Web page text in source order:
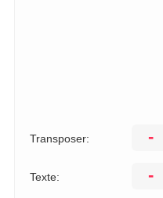
Transposer: -
Texte: -